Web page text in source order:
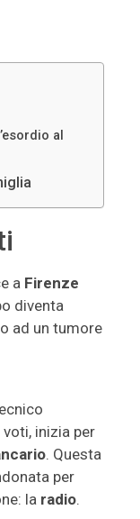
al
a Firenze
diventa
ad un tumore
voti, inizia per
. Questa
per
la radio.